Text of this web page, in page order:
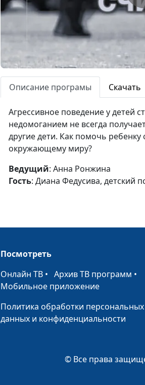
Описание програмы Скачать
Агрессивное поведение у детей
недомоганием не всегда
другие дети. Как помочь
окружающему миру?
Ведущий: Анна Ронжина
Гость: Диана Федусива, детский
Посмотреть
Онлайн ТВ • Архив ТВ программ •
Мобильное приложение
Политика обработки персональных
данных и конфиденциальности
© Все права